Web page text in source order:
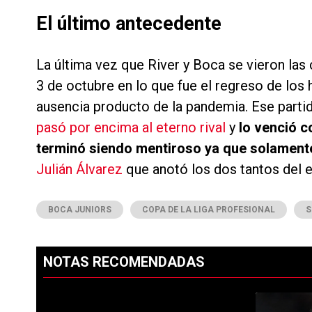
El último antecedente
La última vez que River y Boca se vieron
3 de octubre en lo que fue el regreso de
ausencia producto de la pandemia. Ese
pasó por encima al eterno rival y lo venció
terminó siendo mentiroso ya que
Julián Álvarez que anotó los dos tantos del
BOCA JUNIORS COPA DE LA LIGA PROFESIONAL
NOTAS RECOMENDADAS